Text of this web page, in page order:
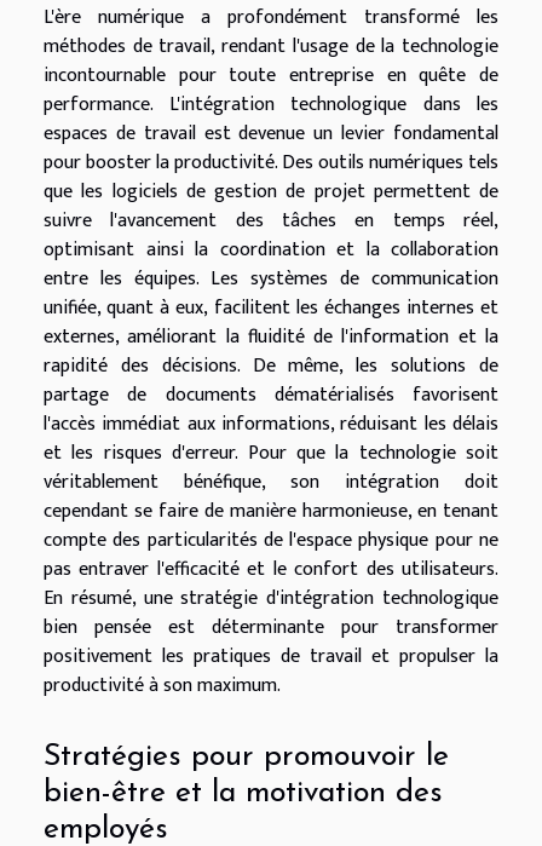
L'ère numérique a profondément transformé les
méthodes de travail, rendant l'usage de la technologie
incontournable pour toute entreprise en quête de
performance. L'intégration technologique dans les
espaces de travail est devenue un levier fondamental
pour booster la productivité. Des outils numériques tels
que les logiciels de gestion de projet permettent de
suivre l'avancement des tâches en temps réel,
optimisant ainsi la coordination et la collaboration
entre les équipes. Les systèmes de communication
unifiée, quant à eux, facilitent les échanges internes et
externes, améliorant la fluidité de l'information et la
rapidité des décisions. De même, les solutions de
partage de documents dématérialisés favorisent
l'accès immédiat aux informations, réduisant les délais
et les risques d'erreur. Pour que la technologie soit
véritablement bénéfique, son intégration doit
cependant se faire de manière harmonieuse, en tenant
compte des particularités de l'espace physique pour ne
pas entraver l'efficacité et le confort des utilisateurs.
En résumé, une stratégie d'intégration technologique
bien pensée est déterminante pour transformer
positivement les pratiques de travail et propulser la
productivité à son maximum.
Stratégies pour promouvoir le
bien-être et la motivation des
employés